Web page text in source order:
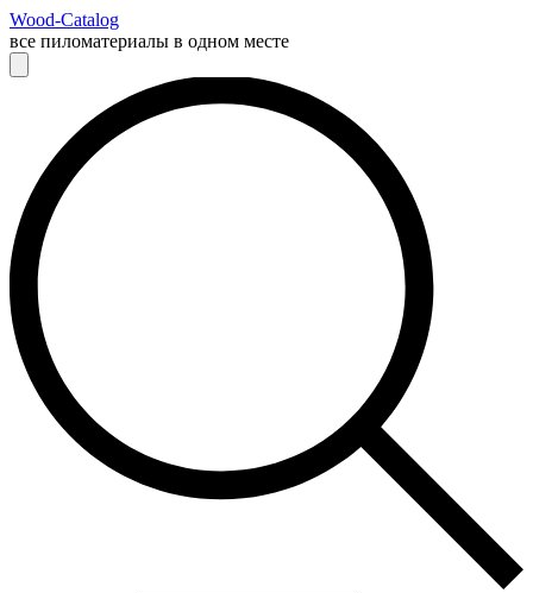
Wood-Catalog
все пиломатериалы в одном месте